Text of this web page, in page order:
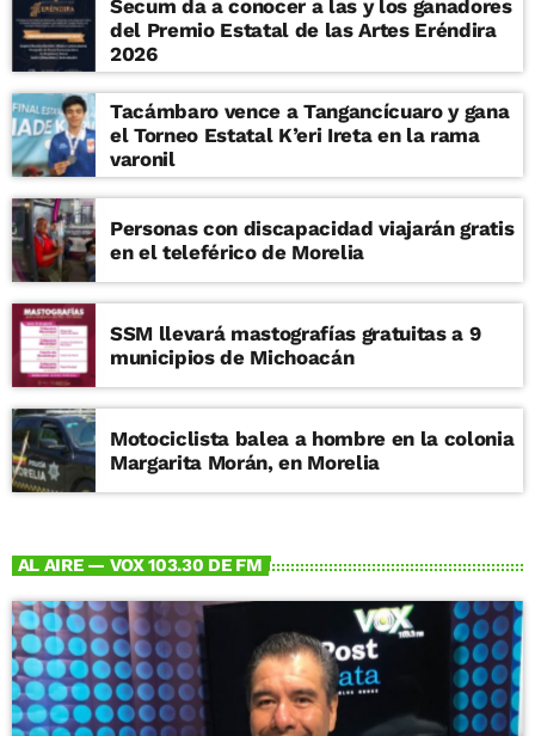
Secum da a conocer a las y los ganadores
del Premio Estatal de las Artes Eréndira
2026
Tacámbaro vence a Tangancícuaro y gana
el Torneo Estatal K’eri Ireta en la rama
varonil
Personas con discapacidad viajarán gratis
en el teleférico de Morelia
SSM llevará mastografías gratuitas a 9
municipios de Michoacán
Motociclista balea a hombre en la colonia
Margarita Morán, en Morelia
AL AIRE — VOX 103.30 DE FM